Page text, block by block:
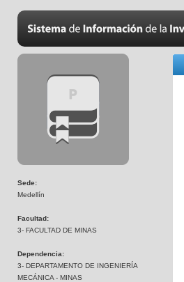
Sede:
Medellín
Facultad:
3- FACULTAD DE MINAS
Dependencia:
3- DEPARTAMENTO DE INGENIERÍA
MECÁNICA - MINAS